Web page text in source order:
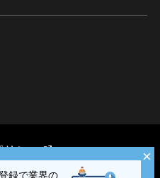
リシー
×
録で業界の